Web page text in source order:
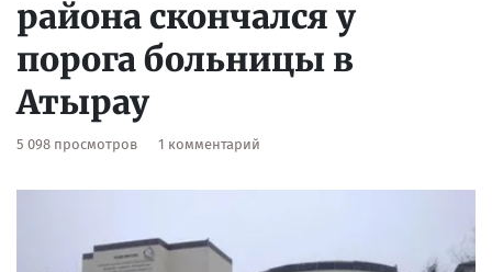
района скончался у
порога больницы в
Атырау
5 098 просмотров 1 комментарий